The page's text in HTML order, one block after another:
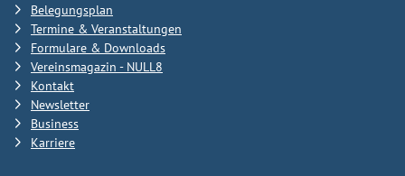
Belegungsplan
Termine & Veranstaltungen
Formulare & Downloads
Vereinsmagazin - NULL8
Kontakt
Newsletter
Business
Karriere